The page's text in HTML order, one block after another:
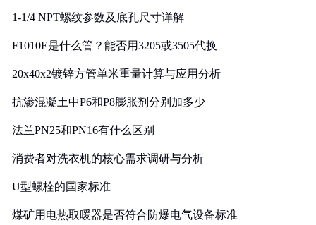
1-1/4 NPT螺纹参数及底孔尺寸详解
F1010E是什么管？能否用3205或3505代换
20x40x2镀锌方管单米重量计算与应用分析
抗渗混凝土中P6和P8膨胀剂分别加多少
法兰PN25和PN16有什么区别
消费者对洗衣机的核心需求调研与分析
U型螺栓的国家标准
煤矿用电热取暖器是否符合防爆电气设备标准